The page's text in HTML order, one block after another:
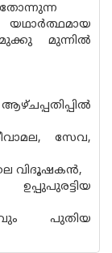
മുന്നില്‍
സേവ,
വിദൂഷകന്‍,
പുതിയ